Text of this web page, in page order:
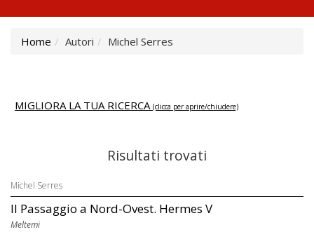
Home Autori Michel Serres
MIGLIORA LA TUA RICERCA (clicca per aprire/chiudere)
Risultati trovati
Michel Serres
Il Passaggio a Nord-Ovest. Hermes V
Meltemi